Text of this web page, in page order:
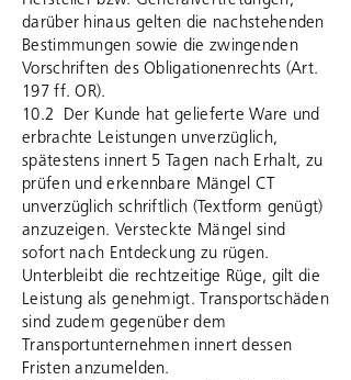
darüber hinaus gelten die nachstehenden
Bestimmungen sowie die zwingenden
Vorschriften des Obligationenrechts (Art.
197 ff. OR).
10.2 Der Kunde hat gelieferte Ware und
erbrachte Leistungen unverzüglich,
spätestens innert 5 Tagen nach Erhalt, zu
prüfen und erkennbare Mängel CT
unverzüglich schriftlich (Textform genügt)
anzuzeigen. Versteckte Mängel sind
sofort nach Entdeckung zu rügen.
Unterbleibt die rechtzeitige Rüge, gilt die
Leistung als genehmigt. Transportschäden
sind zudem gegenüber dem
Transportunternehmen innert dessen
Fristen anzumelden.